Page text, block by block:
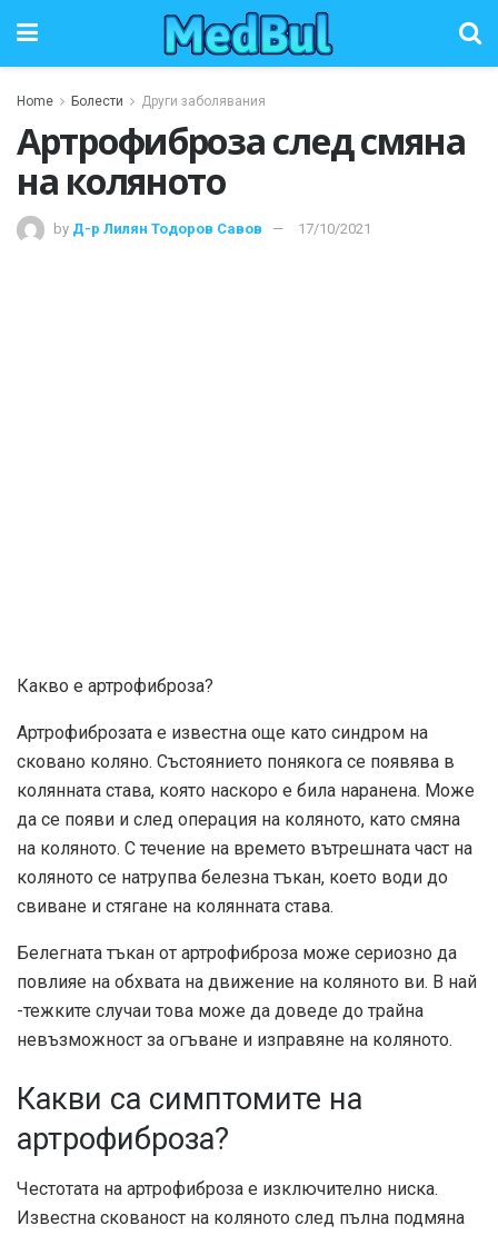
Home Болести Други заболявания
Артрофиброза след смяна
на коляното
by Д-р Лилян Тодоров Савов 17/10/2021
Какво е артрофиброза?
Артрофиброзата е известна още като синдром на
сковано коляно. Състоянието понякога се появява в
колянната става, която наскоро е била наранена. Може
да се появи и след операция на коляното, като смяна
на коляното. С течение на времето вътрешната част на
коляното се натрупва белезна тъкан, което води до
свиване и стягане на колянната става.
Белегната тъкан от артрофиброза може сериозно да
повлияе на обхвата на движение на коляното ви. В най
-тежките случаи това може да доведе до трайна
невъзможност за огъване и изправяне на коляното.
Какви са симптомите на
артрофиброза?
Честотата на артрофиброза е изключително ниска.
Известна скованост на коляното след пълна подмяна